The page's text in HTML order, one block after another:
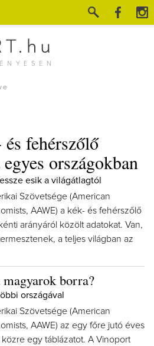
és fehérszőlő
országokban
esik a világátlagtól
Szövetsége (American
AAWE) a kék- és fehérszőlő
arányáról közölt adatokat. Van,
a teljes világban az
borra?
országával
Szövetsége (American
AAWE) az egy főre jutó éves
egy táblázatot. A Vinoport